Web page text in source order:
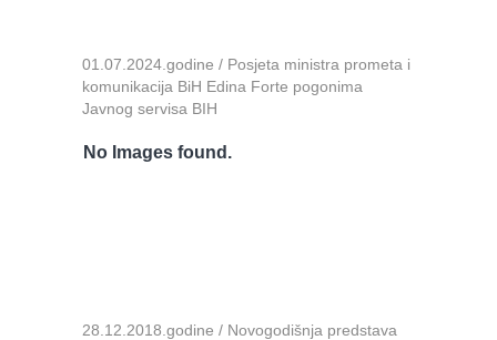
01.07.2024.godine / Posjeta ministra prometa i
komunikacija BiH Edina Forte pogonima
Javnog servisa BIH
No Images found.
28.12.2018.godine / Novogodišnja predstava